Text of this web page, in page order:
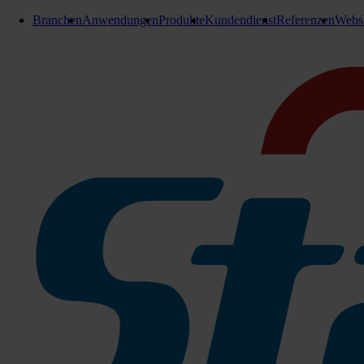
BranchenAnwendungenProdukteKundendienstReferenzen
E-Teile Bodenreinigungsmaschinen
Saugfuß 760mm kpl.